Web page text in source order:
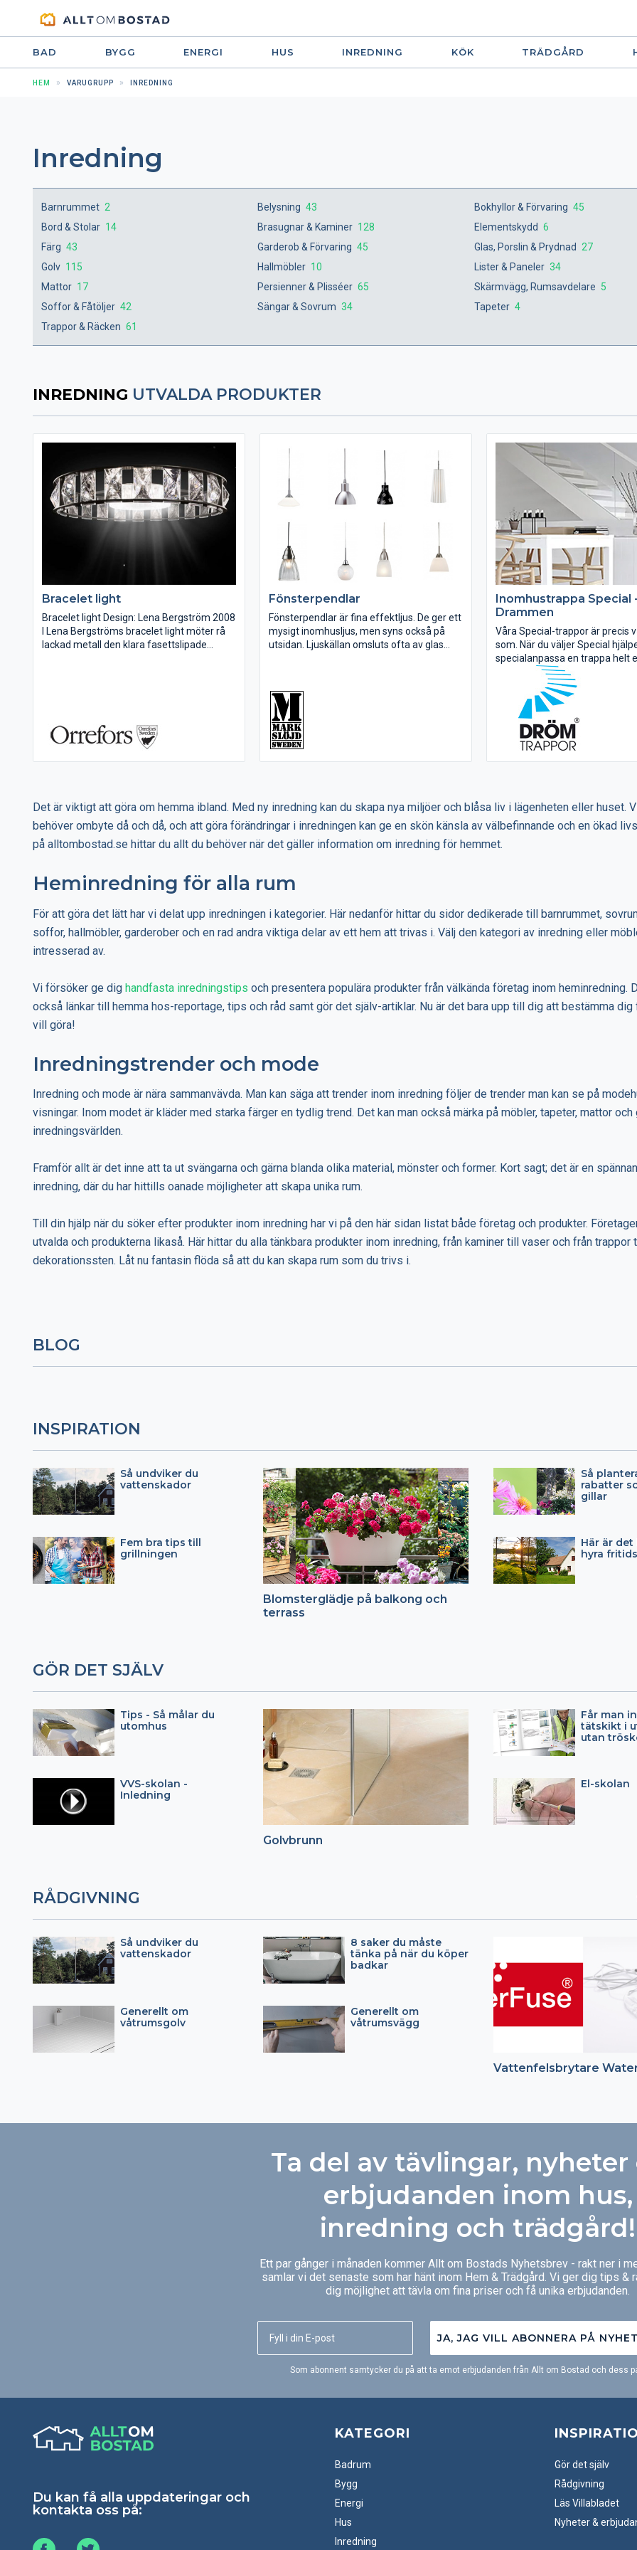
BAD BYGG ENERGI HUS INREDNING KÖK TRÄDGÅRD
HEM VARUGRUPP INREDNING
Inredning
Barnrummet 2 Belysning 43 Bokhyllor & Förvaring 45
Bord & Stolar 14 Brasugnar & Kaminer 128 Elementskydd 6
Färg 43 Garderob & Förvaring 45 Glas, Porslin & Prydnad
27
Golv 115 Hallmöbler 10 Lister & Paneler 34
Mattor 17 Persienner & Plisséer 65 Skärmvägg, Rumsavdelare 5
Soffor & Fåtöljer 42 Sängar & Sovrum 34 Tapeter 4
Trappor & Räcken 61
INREDNING UTVALDA PRODUKTER
Bracelet light
Bracelet light Design: Lena Bergström 2008
I Lena Bergströms bracelet light möter rå
lackad metall den klara fasettslipade
Fönsterpendlar
Fönsterpendlar är fina effektljus. De ger ett
mysigt inomhusljus, men syns också på
utsidan. Ljuskällan omsluts ofta av glas
Inomhustrappa Special -
Drammen
Våra Special-trappor är precis
som. När du väljer Special
specialanpassa en trappa helt
eget huvud. Förutom alla våra
tillval detaljer kan vi också
spiraltrappor, böjlimmat och
Det är viktigt att göra om hemma ibland. Med ny inredning kan du skapa nya miljöer och blåsa liv i lägenheten eller huset.
behöver ombyte då och då, och att göra förändringar i inredningen kan ge en skön känsla av välbefinnande och en ökad
på alltombostad.se hittar du allt du behöver när det gäller information om inredning för hemmet.
Heminredning för alla rum
För att göra det lätt har vi delat upp inredningen i kategorier. Här nedanför hittar du sidor dedikerade till barnrummet,
soffor, hallmöbler, garderober och en rad andra viktiga delar av ett hem att trivas i. Välj den kategori av inredning eller
intresserad av.
Vi försöker ge dig handfasta inredningstips och presentera populära produkter från välkända företag inom heminredning.
också länkar till hemma hos-reportage, tips och råd samt gör det själv-artiklar. Nu är det bara upp till dig att bestämma dig
vill göra!
Inredningstrender och mode
Inredning och mode är nära sammanvävda. Man kan säga att trender inom inredning följer de trender man kan se på
visningar. Inom modet är kläder med starka färger en tydlig trend. Det kan man också märka på möbler, tapeter, mattor och
inredningsvärlden.
Framför allt är det inne att ta ut svängarna och gärna blanda olika material, mönster och former. Kort sagt; det är en
inredning, där du har hittills oanade möjligheter att skapa unika rum.
Till din hjälp när du söker efter produkter inom inredning har vi på den här sidan listat både företag och produkter.
utvalda och produkterna likaså. Här hittar du alla tänkbara produkter inom inredning, från kaminer till vaser och från trappor
dekorationssten. Låt nu fantasin flöda så att du kan skapa rum som du trivs i.
BLOG
INSPIRATION
Så undviker du
vattenskador
Blomsterglädje på balkong och
terrass
Så
rabatter
gillar
Fem bra tips till
grillningen
Här är
hyra
GÖR DET SJÄLV
Tips - Så målar du
utomhus
Golvbrunn
Får man
tätskikt i
utan
VVS-skolan -
Inledning
El-skolan
RÅDGIVNING
Så undviker du
vattenskador
8 saker du måste
tänka på när du köper
badkar
Vattenfelsbrytare
Generellt om
våtrumsgolv
Generellt om
våtrumsvägg
Ta del av tävlingar, nyheter
erbjudanden inom hus,
inredning och trädgård!
Ett par gånger i månaden kommer Allt om Bostads Nyhetsbrev - rakt ner i
samlar vi det senaste som har hänt inom Hem & Trädgård. Vi ger dig tips &
dig möjlighet att tävla om fina priser och få unika erbjudanden.
JA, JAG VILL ABONNERA PÅ
Som abonnent samtycker du på att ta emot erbjudanden från Allt om Bostad och dess
Du kan få alla uppdateringar och
kontakta oss på:
KATEGORI
Badrum
Bygg
Energi
Hus
Inredning
Gör det själv
Rådgivning
Läs Villabladet
Nyheter &